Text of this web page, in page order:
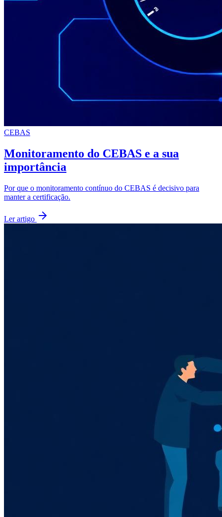
CEBAS
Monitoramento do CEBAS e a sua
importância
Por que o monitoramento contínuo do CEBAS é decisivo para
manter a certificação.
Ler artigo